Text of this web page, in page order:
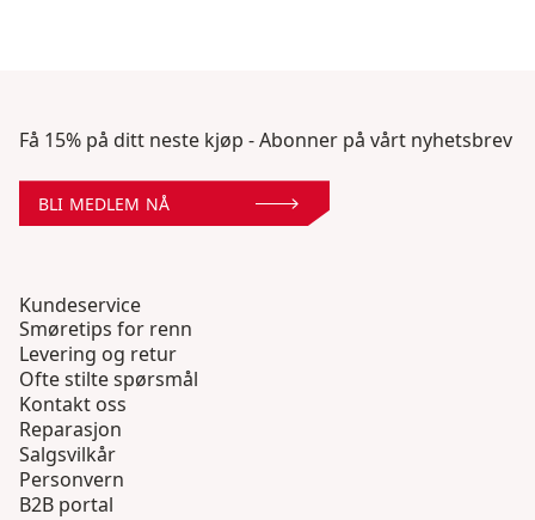
Få 15% på ditt neste kjøp - Abonner på vårt nyhetsbrev
BLI MEDLEM NÅ
Kundeservice
Smøretips for renn
Levering og retur
Ofte stilte spørsmål
Kontakt oss
Reparasjon
Salgsvilkår
Personvern
B2B portal